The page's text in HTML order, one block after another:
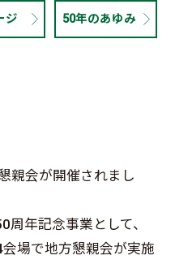
ジ 50年のあゆみ
親会が開催されまし
年記念事業として、
場で地方懇親会が実施